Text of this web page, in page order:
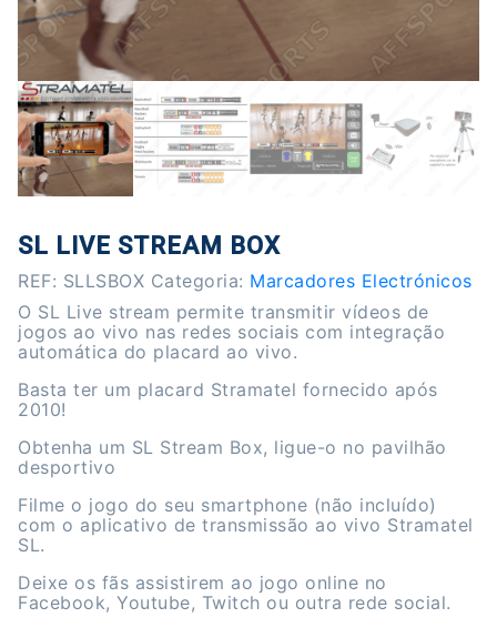
SL LIVE STREAM BOX
REF: SLLSBOX Categoria: Marcadores Electrónicos
O SL Live stream permite transmitir vídeos de
jogos ao vivo nas redes sociais com integração
automática do placard ao vivo.
Basta ter um placard Stramatel fornecido após
2010!
Obtenha um SL Stream Box, ligue-o no pavilhão
desportivo
Filme o jogo do seu smartphone (não incluído)
com o aplicativo de transmissão ao vivo Stramatel
SL.
Deixe os fãs assistirem ao jogo online no
Facebook, Youtube, Twitch ou outra rede social.